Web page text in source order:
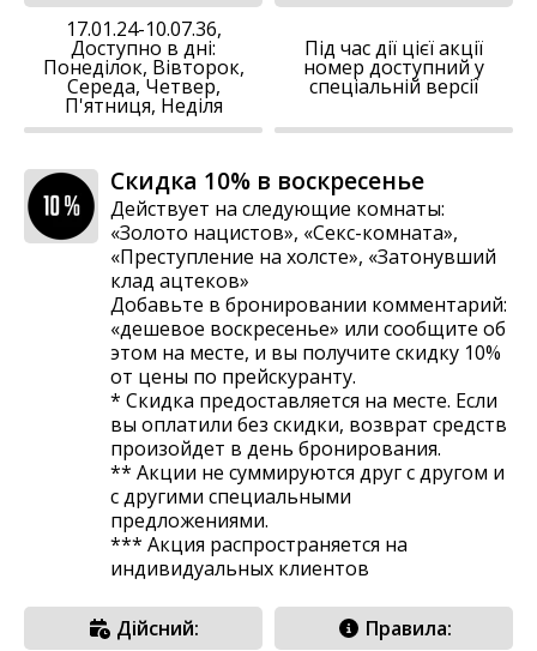
17.01.24-10.07.36,
Доступно в дні:
Понеділок, Вівторок,
Середа, Четвер,
П'ятниця, Неділя
Під час дії цієї акції
номер доступний у
спеціальній версії
Скидка 10% в воскресенье
Действует на следующие комнаты:
«Золото нацистов», «Секс-комната»,
«Преступление на холсте», «Затонувший
клад ацтеков»
Добавьте в бронировании комментарий:
«дешевое воскресенье» или сообщите об
этом на месте, и вы получите скидку 10%
от цены по прейскуранту.
* Скидка предоставляется на месте. Если
вы оплатили без скидки, возврат средств
произойдет в день бронирования.
** Акции не суммируются друг с другом и
с другими специальными
предложениями.
*** Акция распространяется на
индивидуальных клиентов
Дійсний:
Правила: